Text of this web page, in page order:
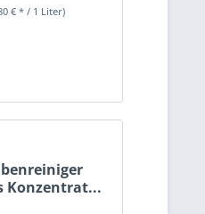
€ * / 1 Liter)
Konzentrat...